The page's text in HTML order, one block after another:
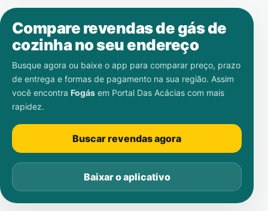
Compare revendas de gás de
cozinha no seu endereço
Busque agora ou baixe o app para comparar preço, prazo
de entrega e formas de pagamento na sua região. Assim
você encontra Fogás em Portal Das Acácias com mais
rapidez.
Buscar revendas agora
Baixar o aplicativo